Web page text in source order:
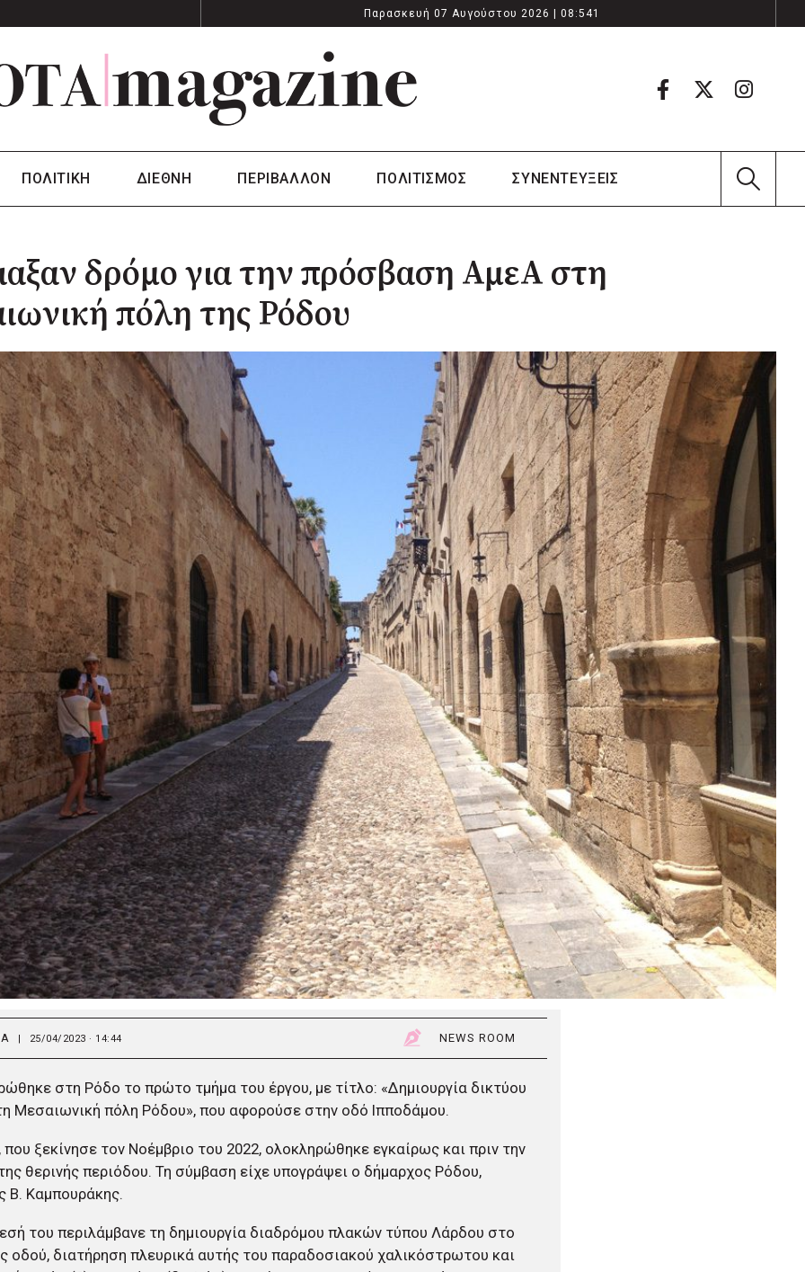
Παρασκευή 07 Αυγούστου 2026 | 08:541
ΠΟΛΙΤΙΚΗ ΔΙΕΘΝΗ ΠΕΡΙΒΑΛΛΟΝ ΠΟΛΙΤΙΣΜΟΣ ΣΥΝΕΝΤΕΥΞΕΙΣ
δρόμο για την πρόσβαση ΑμεΑ στη
πόλη της Ρόδου
| 25/04/2023 · 14:44 NEWS ROOM
στη Ρόδο το πρώτο τμήμα του έργου, με τίτλο: «Δημιουργία δικτύου
Μεσαιωνική πόλη Ρόδου», που αφορούσε στην οδό Ιπποδάμου.
που ξεκίνησε τον Νοέμβριο του 2022, ολοκληρώθηκε εγκαίρως και πριν την
θερινής περιόδου. Τη σύμβαση είχε υπογράψει ο δήμαρχος Ρόδου,
Β. Καμπουράκης.
του περιλάμβανε τη δημιουργία διαδρόμου πλακών τύπου Λάρδου στο
οδού, διατήρηση πλευρικά αυτής του παραδοσιακού χαλικόστρωτου και